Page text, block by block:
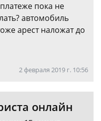
пока не
автомобиль
арест наложат до
2 февраля 2019 г. 10:56
онлайн